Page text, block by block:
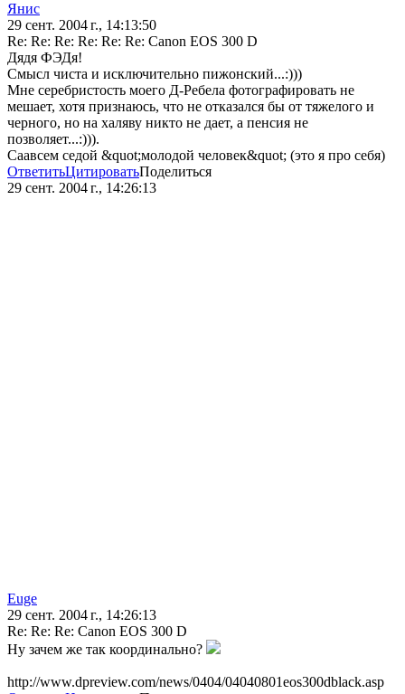
Янис
29 сент. 2004 г., 14:13:50
Re: Re: Re: Re: Re: Re: Canon EOS 300 D
Дядя ФЭДя!
Смысл чиста и исключительно пижонский...:)))
Мне серебристость моего Д-Ребела фотографировать не
мешает, хотя признаюсь, что не отказался бы от тяжелого и
черного, но на халяву никто не дает, а пенсия не
позволяет...:))).
Саавсем седой &quot;молодой человек&quot; (это я про себя)
ОтветитьЦитироватьПоделиться
29 сент. 2004 г., 14:26:13
Euge
29 сент. 2004 г., 14:26:13
Re: Re: Re: Canon EOS 300 D
Ну зачем же так координально?
http://www.dpreview.com/news/0404/04040801eos300dblack.asp